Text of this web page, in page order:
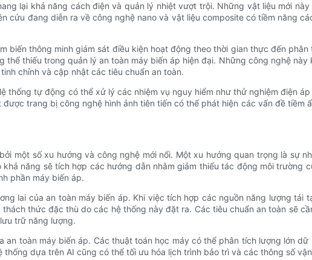
lại khả năng cách điện và quản lý nhiệt vượt trội. Những vật liệu mới
đang diễn ra về công nghệ nano và vật liệu composite có tiềm năng
thông minh giám sát điều kiện hoạt động theo thời gian thực đến
thiếu trong quản lý an toàn máy biến áp hiện đại. Những công nghệ này
chỉnh và cập nhật các tiêu chuẩn an toàn.
tự động có thể xử lý các nhiệm vụ nguy hiểm như thử nghiệm điện
trang bị công nghệ hình ảnh tiên tiến có thể phát hiện các vấn đề tiềm
một số xu hướng và công nghệ mới nổi. Một xu hướng quan trọng là sự
năng sẽ tích hợp các hướng dẫn nhằm giảm thiểu tác động môi trường
phần máy biến áp.
lai của an toàn máy biến áp. Khi việc tích hợp các nguồn năng lượng tái
thức đặc thù do các hệ thống này đặt ra. Các tiêu chuẩn an toàn sẽ
trữ năng lượng.
toàn máy biến áp. Các thuật toán học máy có thể phân tích lượng lớn dữ
dựa trên AI cũng có thể tối ưu hóa lịch trình bảo trì và các thông số